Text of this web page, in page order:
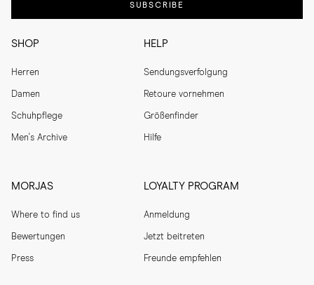
SHOP
Herren
Damen
Schuhpflege
Men's Archive
HELP
Sendungsverfolgung
Retoure vornehmen
Größenfinder
Hilfe
MORJAS
Where to find us
Bewertungen
Press
LOYALTY PROGRAM
Anmeldung
Jetzt beitreten
Freunde empfehlen
SUBSCRIBE